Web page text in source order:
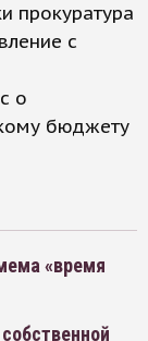
прокуратура
с
о
бюджету
«время